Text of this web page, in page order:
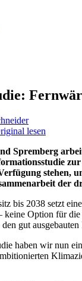
lesen
Spremberg
stehen,
der
bis 2038 setzt
keine Option für
gut
haben wir nun